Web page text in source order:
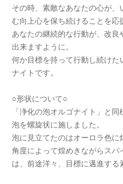
その時、素敵なあなたの心が
む向上心を保ち続けることを応
あなたの継続的な行動が、改
出来ますように。
何か目標を持って行動し続け
ナイトです。
○形状について○
「浄化の泡オルゴナイト」と
泡を螺旋状に施しました。
泡に見立てたのはオーロラ色に
角度によって煌めきながらス
は、前途洋々、目標に邁進する